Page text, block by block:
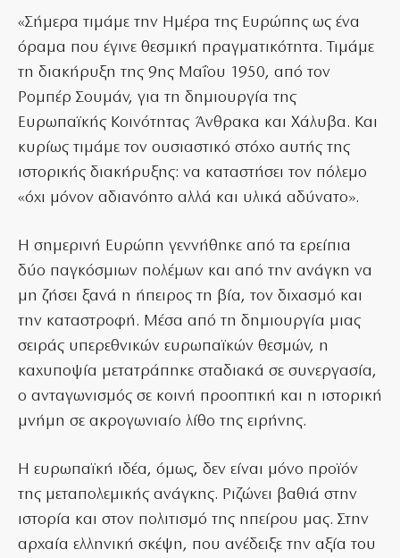
«Σήμερα τιμάμε την Ημέρα της Ευρώπης ως ένα
όραμα που έγινε θεσμική πραγματικότητα. Τιμάμε
τη διακήρυξη της 9ης Μαΐου 1950, από τον
Ρομπέρ Σουμάν, για τη δημιουργία της
Ευρωπαϊκής Κοινότητας Άνθρακα και Χάλυβα. Και
κυρίως τιμάμε τον ουσιαστικό στόχο αυτής της
ιστορικής διακήρυξης: να καταστήσει τον πόλεμο
«όχι μόνον αδιανόητο αλλά και υλικά αδύνατο».
Η σημερινή Ευρώπη γεννήθηκε από τα ερείπια
δύο παγκόσμιων πολέμων και από την ανάγκη να
μη ζήσει ξανά η ήπειρος τη βία, τον διχασμό και
την καταστροφή. Μέσα από τη δημιουργία μιας
σειράς υπερεθνικών ευρωπαϊκών θεσμών, η
καχυποψία μετατράπηκε σταδιακά σε συνεργασία,
ο ανταγωνισμός σε κοινή προοπτική και η ιστορική
μνήμη σε ακρογωνιαίο λίθο της ειρήνης.
Η ευρωπαϊκή ιδέα, όμως, δεν είναι μόνο προϊόν
της μεταπολεμικής ανάγκης. Ριζώνει βαθιά στην
ιστορία και στον πολιτισμό της ηπείρου μας. Στην
αρχαία ελληνική σκέψη, που ανέδειξε την αξία του